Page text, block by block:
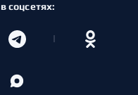
соцсетях: